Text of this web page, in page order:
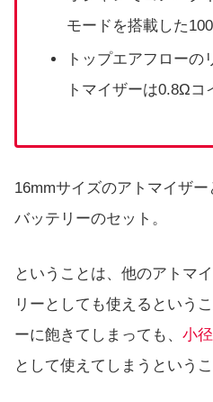
モードを搭載した
トップエアフロー
トマイザーは0.8Ωコ
16mmサイズのアトマイザ
バッテリーのセット。
ということは、他のアトマ
リーとしても使えるという
ーに飽きてしまっても、 小
として使えてしまうという